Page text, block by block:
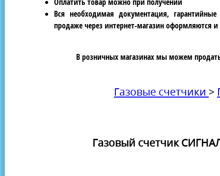
Вся необходимая документация,
продаже через интернет-магазин оформляются
В розничных магазинах мы можем
Газовые счетчики >
Газовый счетчик